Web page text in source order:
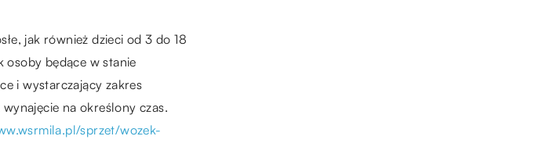
jak również dzieci od 3 do 18
osoby będące w stanie
i wystarczający zakres
na określony czas.
sprzet/wozek-